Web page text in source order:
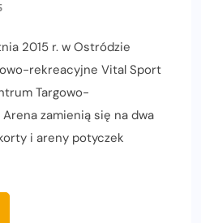
2015 r. w Ostródzie
rekreacyjne Vital Sport
Targowo-
zamienią się na dwa
i areny potyczek